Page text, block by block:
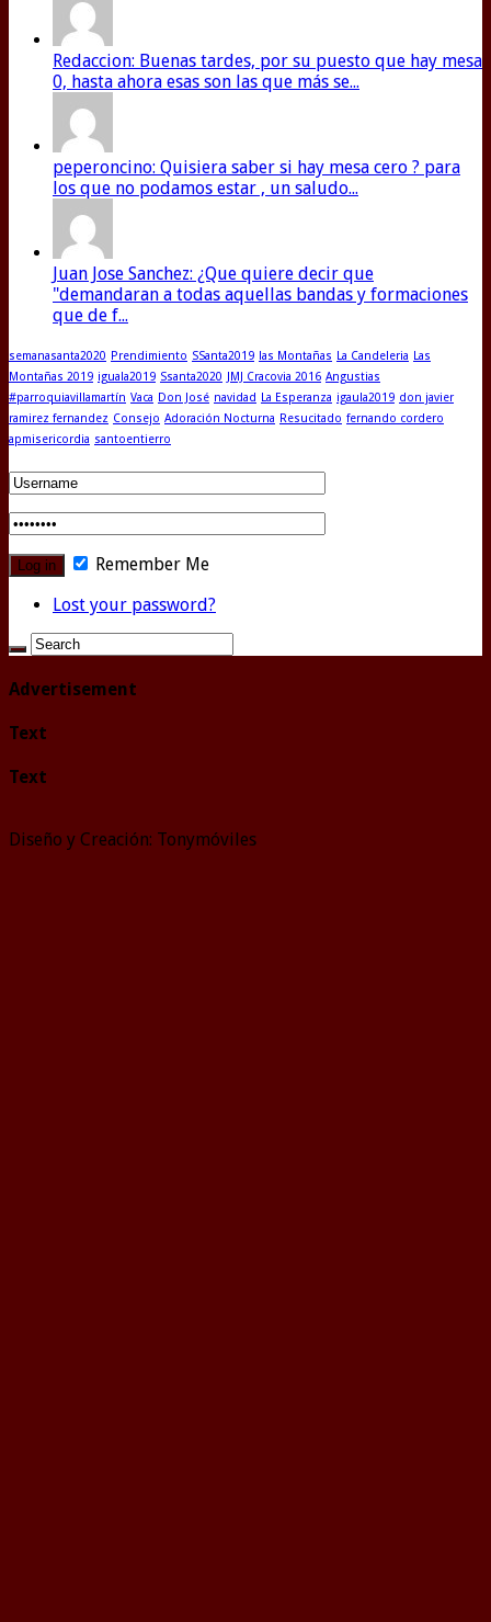
Redaccion: Buenas tardes, por su puesto que hay mesa
0, hasta ahora esas son las que más se...
peperoncino: Quisiera saber si hay mesa cero ? para
los que no podamos estar , un saludo...
Juan Jose Sanchez: ¿Que quiere decir que
"demandaran a todas aquellas bandas y formaciones
que de f...
semanasanta2020 Prendimiento SSanta2019 las Montañas La Candeleria Las
Montañas 2019 iguala2019 Ssanta2020 JMJ Cracovia 2016 Angustias
#parroquiavillamartín Vaca Don José navidad La Esperanza igaula2019 don javier
ramirez fernandez Consejo Adoración Nocturna Resucitado fernando cordero
apmisericordia santoentierro
Remember Me
Lost your password?
Advertisement
Text
Text
Diseño y Creación: Tonymóviles